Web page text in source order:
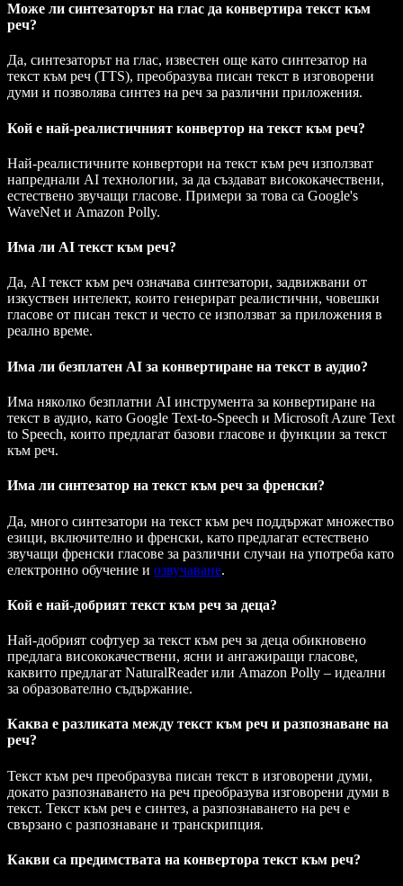
Може ли синтезаторът на глас да конвертира текст към
реч?
Да, синтезаторът на глас, известен още като синтезатор на
текст към реч (TTS), преобразува писан текст в изговорени
думи и позволява синтез на реч за различни приложения.
Кой е най-реалистичният конвертор на текст към реч?
Най-реалистичните конвертори на текст към реч използват
напреднали AI технологии, за да създават висококачествени,
естествено звучащи гласове. Примери за това са Google's
WaveNet и Amazon Polly.
Има ли AI текст към реч?
Да, AI текст към реч означава синтезатори, задвижвани от
изкуствен интелект, които генерират реалистични, човешки
гласове от писан текст и често се използват за приложения в
реално време.
Има ли безплатен AI за конвертиране на текст в аудио?
Има няколко безплатни AI инструмента за конвертиране на
текст в аудио, като Google Text-to-Speech и Microsoft Azure Text
to Speech, които предлагат базови гласове и функции за текст
към реч.
Има ли синтезатор на текст към реч за френски?
Да, много синтезатори на текст към реч поддържат множество
езици, включително и френски, като предлагат естествено
звучащи френски гласове за различни случаи на употреба като
електронно обучение и озвучаване.
Кой е най-добрият текст към реч за деца?
Най-добрият софтуер за текст към реч за деца обикновено
предлага висококачествени, ясни и ангажиращи гласове,
каквито предлагат NaturalReader или Amazon Polly – идеални
за образователно съдържание.
Каква е разликата между текст към реч и разпознаване на
реч?
Текст към реч преобразува писан текст в изговорени думи,
докато разпознаването на реч преобразува изговорени думи в
текст. Текст към реч е синтез, а разпознаването на реч е
свързано с разпознаване и транскрипция.
Какви са предимствата на конвертора текст към реч?